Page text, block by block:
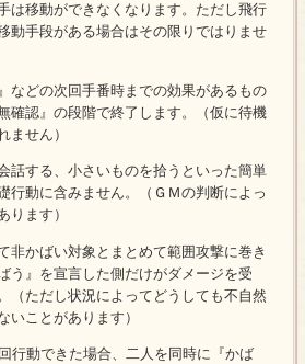
は移動ができなくなります。ただし飛行
動手段がある場合はその限りではりませ
などの次回手番時までの効果があるもの
確認』の段階で終了します。（仮に待機
ません）
話する、小さいものを拾うといった簡単
行動に含みません。（ＧＭの判断によっ
ります）
非かばい対象とまとめて範囲攻撃に巻き
う』を宣言した側だけがダメージを受
（ただし状況によってどうしても不自然
いことがあります）
行動できた場合、二人を同時に『かば